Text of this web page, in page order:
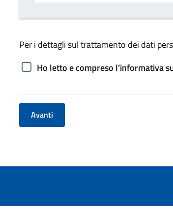
Per i dettagli sul trattamento dei dati
Ho letto e compreso l’informativa
Avanti